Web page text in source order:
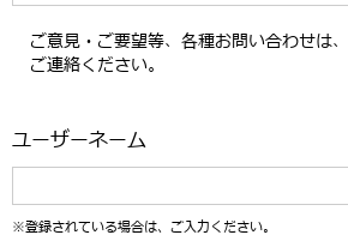
ご意見・ご要望等、各種お問い合わせは
ご連絡ください。
ユーザーネーム
※登録されている場合は、ご入力ください。